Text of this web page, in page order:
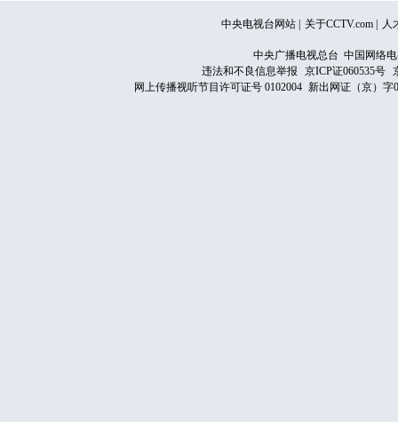
中央电视台网站 关于CCTV.com 人
中央广播电视总台 中国网络
违法和不良信息举报
京ICP证060535号
网上传播视听节目许可证号 0102004 新出网证（京）